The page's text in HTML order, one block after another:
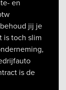
en
jij je
is toch slim
is de